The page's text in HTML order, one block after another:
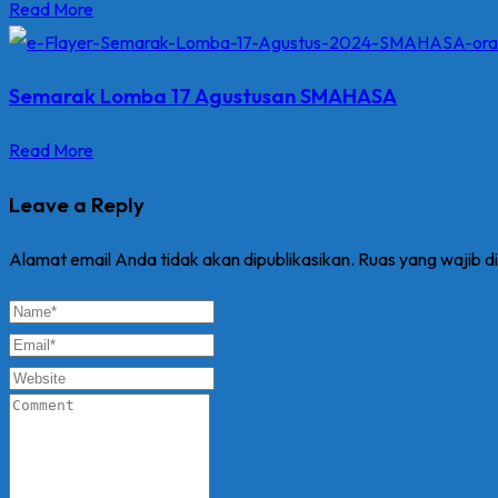
Read More
Semarak Lomba 17 Agustusan SMAHASA
Read More
Leave a Reply
Alamat email Anda tidak akan dipublikasikan. Ruas yang wajib